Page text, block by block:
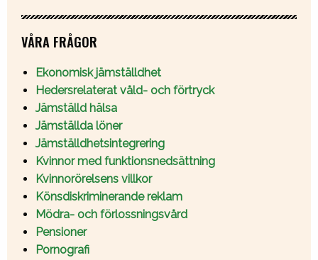
VÅRA FRÅGOR
Ekonomisk jämställdhet
Hedersrelaterat våld- och förtryck
Jämställd hälsa
Jämställda löner
Jämställdhetsintegrering
Kvinnor med funktionsnedsättning
Kvinnorörelsens villkor
Könsdiskriminerande reklam
Mödra- och förlossningsvård
Pensioner
Pornografi